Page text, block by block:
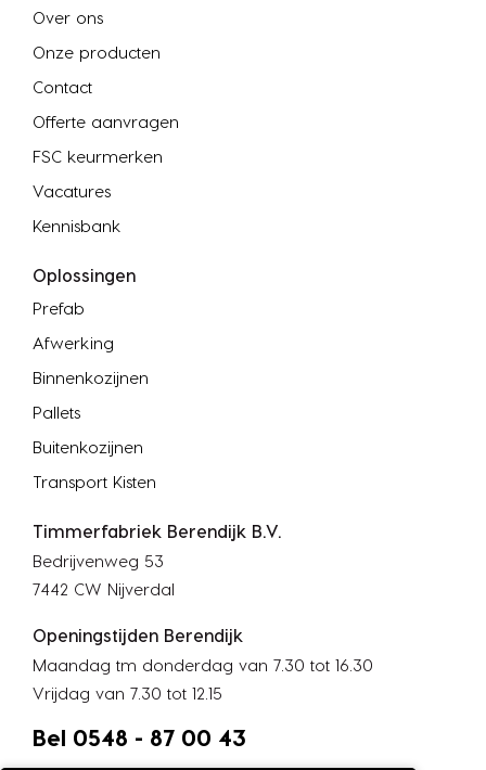
Over ons
Onze producten
Contact
Offerte aanvragen
FSC keurmerken
Vacatures
Kennisbank
Oplossingen
Prefab
Afwerking
Binnenkozijnen
Pallets
Buitenkozijnen
Transport Kisten
Timmerfabriek Berendijk B.V.
Bedrijvenweg 53
7442 CW Nijverdal
Openingstijden Berendijk
Maandag tm donderdag van 7.30 tot 16.30
Vrijdag van 7.30 tot 12.15
Bel 0548 - 87 00 43